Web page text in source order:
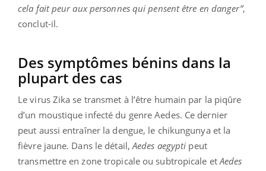
cela fait peur aux personnes qui pensent être en danger”,
conclut-il.
Des symptômes bénins dans la
plupart des cas
Le virus Zika se transmet à l’être humain par la piqûre
d’un moustique infecté du genre Aedes. Ce dernier
peut aussi entraîner la dengue, le chikungunya et la
fièvre jaune. Dans le détail,Aedes aegypti peut
transmettre en zone tropicale ou subtropicale et Aedes